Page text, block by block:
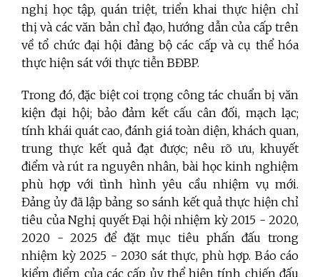
nghị học tập, quán triệt, triển khai thực hiện chỉ
thị và các văn bản chỉ đạo, hướng dẫn của cấp trên
về tổ chức đại hội đảng bộ các cấp và cụ thể hóa
thực hiện sát với thực tiễn BĐBP.
Trong đó, đặc biệt coi trọng công tác chuẩn bị văn
kiện đại hội; bảo đảm kết cấu cân đối, mạch lạc;
tính khái quát cao, đánh giá toàn diện, khách quan,
trung thực kết quả đạt được; nêu rõ ưu, khuyết
điểm và rút ra nguyên nhân, bài học kinh nghiệm
phù hợp với tình hình yêu cầu nhiệm vụ mới.
Đảng ủy đã lập bảng so sánh kết quả thực hiện chỉ
tiêu của Nghị quyết Đại hội nhiệm kỳ 2015 - 2020,
2020 - 2025 để đặt mục tiêu phấn đấu trong
nhiệm kỳ 2025 - 2030 sát thực, phù hợp. Báo cáo
kiểm điểm của các cấp ủy thể hiện tính chiến đấu